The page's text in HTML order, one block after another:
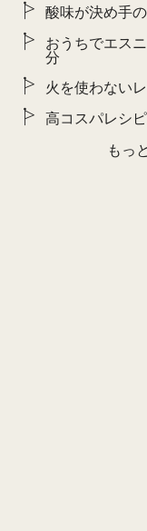
酸味が決め手
おうちでエス
分
火を使わない
高コスパレシピ
もっ